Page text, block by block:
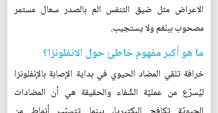
الاعراض مثل ضيق التنفس الم بالصدر سعال مستمر
مصحوب ببلغم ولا يستجيب.
ما هو أكبر مفهوم خاطئ حول الانفلونزا؟
خرافة تلقي المضاد الحيوي في بداية الإصابة بالإنفلونزا
ليُسرّع من عمليّة الشّفاء والحقيقة هي أن المضادات